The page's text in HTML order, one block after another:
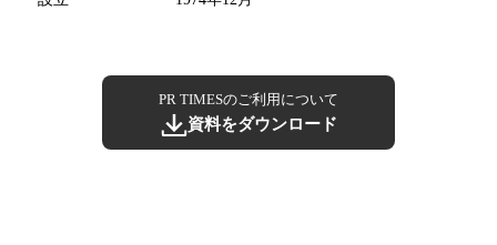
PR TIMESのご利用について
資料をダウンロード